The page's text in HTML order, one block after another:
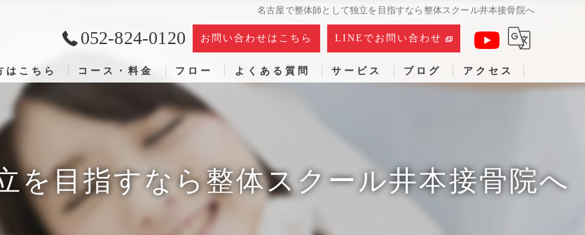
名古屋で整体師として独立を目指すなら整体スクール井本接骨院へ
052-824-0120 お問い合わせはこちら LINEでお問い合わせ
はこちら コース・料金 フロー よくある質問 サービス ブログ アクセス
を目指すなら整体スクール井本接骨院へ